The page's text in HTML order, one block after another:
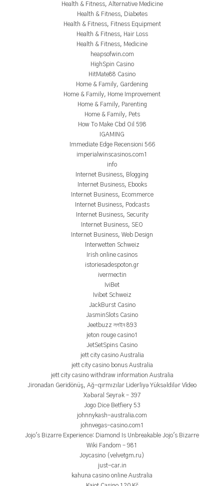
Health & Fitness, Alternative Medicine
Health & Fitness, Diabetes
Health & Fitness, Fitness Equipment
Health & Fitness, Hair Loss
Health & Fitness, Medicine
heapsofwin.com
HighSpin Casino
HitMate88 Casino
Home & Family, Gardening
Home & Family, Home Improvement
Home & Family, Parenting
Home & Family, Pets
How To Make Cbd Oil 598
IGAMING
Immediate Edge Recensioni 566
imperialwinscasinos.com1
info
Internet Business, Blogging
Internet Business, Ebooks
Internet Business, Ecommerce
Internet Business, Podcasts
Internet Business, Security
Internet Business, SEO
Internet Business, Web Design
Interwetten Schweiz
Irish online casinos
istoriesadespoton.gr
ivermectin
IviBet
Ivibet Schweiz
JackBurst Casino
JasminSlots Casino
Jeetbuzz লগইন 893
jeton rouge casino1
JetSetSpins Casino
jett city casino Australia
jett city casino bonus Australia
jett city casino withdraw information Australia
Jironadan Geridönüş, Ağ-qırmızılar Liderliyə Yüksəldilər Vi̇deo
Xəbəral Seyrək – 397
Jogo Dice Betfiery 53
johnnykash-australia.com
johnvegas-casino.com1
Jojo's Bizarre Experience: Diamond Is Unbreakable Jojo's Bizarre
Wiki Fandom – 981
Joycasino (velvetgm.ru)
just-car.in
kahuna casino online Australia